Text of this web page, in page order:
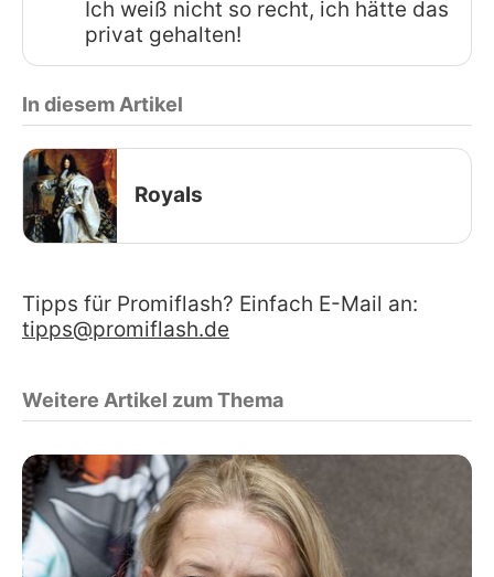
Ich weiß nicht so recht, ich hätte das
privat gehalten!
In diesem Artikel
Royals
Tipps für Promiflash? Einfach E-Mail an:
tipps@promiflash.de
Weitere Artikel zum Thema